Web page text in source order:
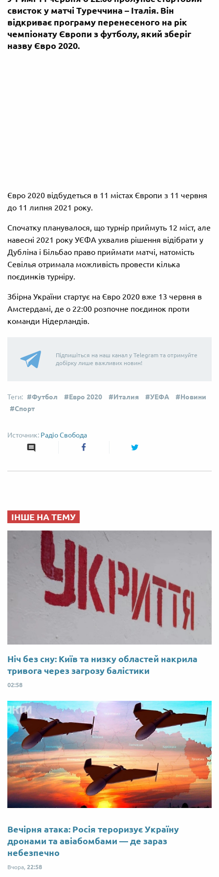
свисток у матчі Туреччина – Італія. Він
відкриває програму перенесеного на рік
чемпіонату Європи з футболу, який зберіг
назву Євро 2020.
Євро 2020 відбудеться в 11 містах Європи з 11 червня
до 11 липня 2021 року.
Спочатку планувалося, що турнір приймуть 12 міст, але
навесні 2021 року УЄФА ухвалив рішення відібрати у
Дубліна і Більбао право приймати матчі, натомість
Севілья отримала можливість провести кілька
поєдинків турніру.
Збірна України стартує на Євро 2020 вже 13 червня в
Амстердамі, де о 22:00 розпочне поєдинок проти
команди Нідерландів.
Підпишіться на наш канал у Telegram та отримуйте
добірку лише важливих новин!
Футбол Евро 2020 Италия УЕФА
Новини
Спорт
Радіо Свобода
ІНШЕ НА ТЕМУ
Ніч без сну: Київ та низку областей накрила
тривога через загрозу балістики
02:58
Вечірня атака: Росія тероризує Україну
дронами та авіабомбами — де зараз
небезпечно
Вчора, 22:58